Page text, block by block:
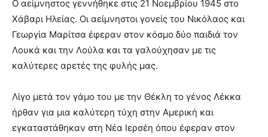
Ο αείμνηστος γεννήθηκε στις 21 Νοεμβρίου 1945 στο
Χάβαρι Ηλείας. Οι αείμνηστοι γονείς του Νικόλαος και
Γεωργία Μαρίτσα έφεραν στον κόσμο δύο παιδιά τον
Λουκά και την Λούλα και τα γαλούχησαν με τις
καλύτερες αρετές της φυλής μας.
Λίγο μετά τον γάμο του με την Θέκλη το γένος Λέκκα
ήρθαν για μια καλύτερη τύχη στην Αμερική και
εγκαταστάθηκαν στη Νέα Ιερσέη όπου έφεραν στον